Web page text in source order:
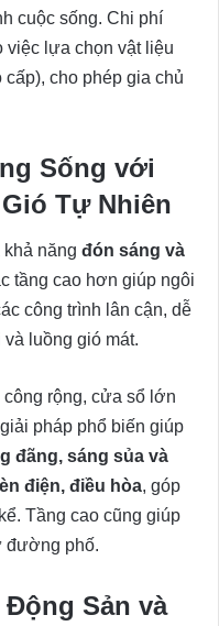
cuộc sống. Chi phí
việc lựa chọn vật liệu
cho phép gia chủ
Sống với
Tự Nhiên
năng đón sáng và
tầng cao hơn giúp ngôi
công trình lân cận, dễ
luồng gió mát.
rộng, cửa sổ lớn
pháp phổ biến giúp
đãng, sáng sủa và
điện, điều hòa, góp
Tầng cao cũng giúp
đường phố.
Động Sản và